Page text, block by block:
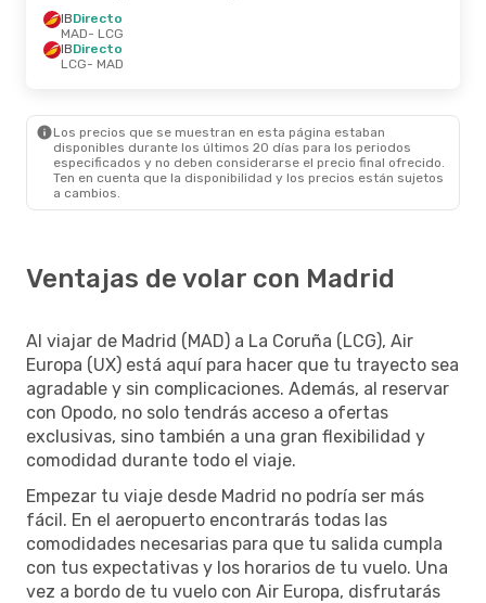
IBDirecto
MAD- LCG
IBDirecto
LCG- MAD
Los precios que se muestran en esta página estaban
disponibles durante los últimos 20 días para los periodos
especificados y no deben considerarse el precio final ofrecido.
Ten en cuenta que la disponibilidad y los precios están sujetos
a cambios.
Ventajas de volar con Madrid
Al viajar de Madrid (MAD) a La Coruña (LCG), Air
Europa (UX) está aquí para hacer que tu trayecto sea
agradable y sin complicaciones. Además, al reservar
con Opodo, no solo tendrás acceso a ofertas
exclusivas, sino también a una gran flexibilidad y
comodidad durante todo el viaje.
Empezar tu viaje desde Madrid no podría ser más
fácil. En el aeropuerto encontrarás todas las
comodidades necesarias para que tu salida cumpla
con tus expectativas y los horarios de tu vuelo. Una
vez a bordo de tu vuelo con Air Europa, disfrutarás